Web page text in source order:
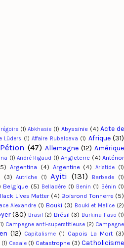
(1) Abkhasie (1) Abyssinie (4) Acte de
Lüders (1) Affaire Rubalcava (1) Afrique (31)
(47) Allemagne (12) Amérique
(1) André Rigaud (1) Angleterre (4) Anténor
Argentina (4) Argentine (4) Aristide (1)
(3) Autriche (1) Ayiti (131) Barbade
(1)
Belgique (5) Belladère (1) Benin (1) Bénin (1)
Lives Matter (4) Boisrond Tonnerre (5)
Alexandre (1) Bouki (3) Bouki et Malice (2)
(30) Brasil (2) Brésil (3) Burkina Faso (1)
Campagne anti-superstitieuse (2) Campagne
(12) Capitalisme (1) Capois La Mort (3)
(1) Casale (1) Catastrophe (3) Catholicisme